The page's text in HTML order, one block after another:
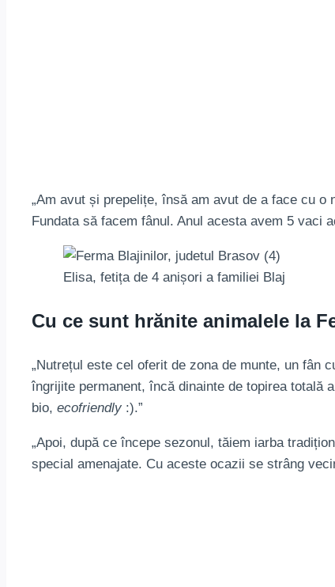
„Am avut și prepelițe, însă am avut de a face cu
Fundata să facem fânul. Anul acesta avem 5 vaci
Elisa, fetița de 4 anișori a familiei Blaj
Cu ce sunt hrănite animalele la
„Nutrețul este cel oferit de zona de munte, un fân
îngrijite permanent, încă dinainte de topirea totală
bio, ecofriendly :).”
„Apoi, după ce începe sezonul, tăiem iarba
special amenajate. Cu aceste ocazii se strâng